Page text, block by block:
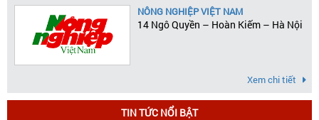
NÔNG NGHIỆP VIỆT NAM
14 Ngô Quyền – Hoàn Kiếm – Hà Nội
Xem chi tiết
TIN TỨC NỔI BẬT